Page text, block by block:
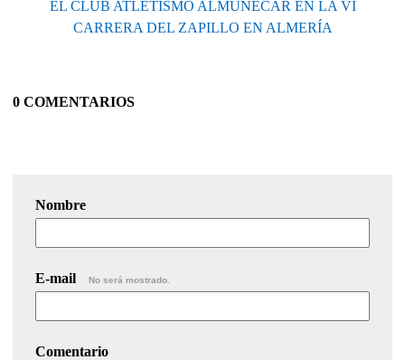
EL CLUB ATLETISMO ALMUÑECAR EN LA VI
CARRERA DEL ZAPILLO EN ALMERÍA
0 COMENTARIOS
Nombre
E-mail No será mostrado.
Comentario